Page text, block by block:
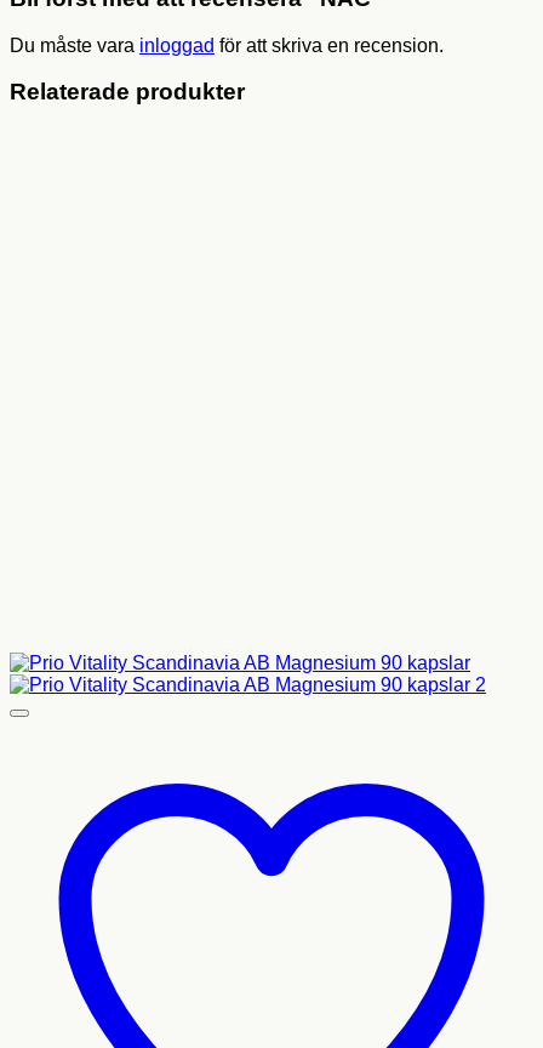
Du måste vara inloggad för att skriva en recension.
Relaterade produkter